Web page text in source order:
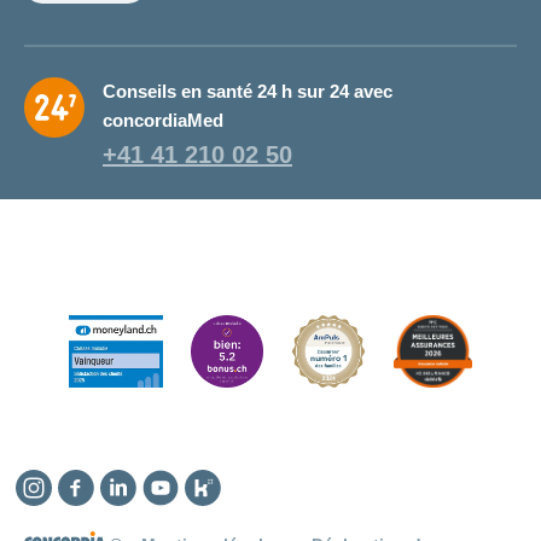
Conseils en santé 24 h sur 24 avec
concordiaMed
+41 41 210 02 50
Instagram
Facebook
LinkedinYouTube
Kununu